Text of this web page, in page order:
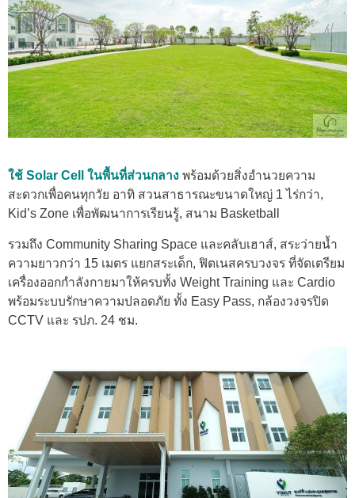
ใช้ Solar Cell ในพื้นที่ส่วนกลาง พร้อมด้วยสิ่งอำนวยความ
สะดวกเพื่อคนทุกวัย อาทิ สวนสาธารณะขนาดใหญ่ 1 ไร่กว่า,
Kid’s Zone เพื่อพัฒนาการเรียนรู้, สนาม Basketball
รวมถึง Community Sharing Space และคลับเฮาส์, สระว่ายน้ำ
ความยาวกว่า 15 เมตร แยกสระเด็ก, ฟิตเนสครบวงจร ที่จัดเตรียม
เครื่องออกกำลังกายมาให้ครบทั้ง Weight Training และ Cardio
พร้อมระบบรักษาความปลอดภัย ทั้ง Easy Pass, กล้องวงจรปิด
CCTV และ รปภ. 24 ชม.